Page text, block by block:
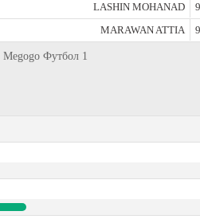
LASHIN MOHANAD
MARAWAN ATTIA
Футбол 1